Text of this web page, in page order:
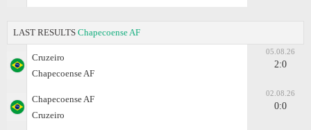
LAST RESULTS Chapecoense AF
Cruzeiro
Chapecoense AF
05.08.26
2:0
Chapecoense AF
Cruzeiro
02.08.26
0:0